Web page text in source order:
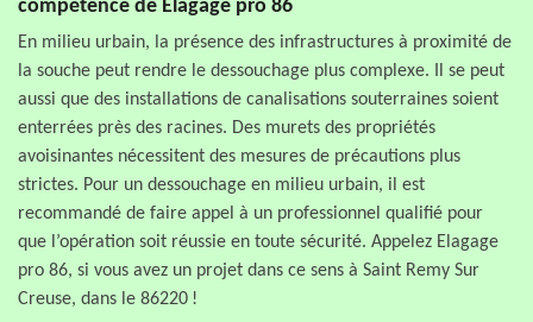
compétence de Elagage pro 86
En milieu urbain, la présence des infrastructures à proximité de
la souche peut rendre le dessouchage plus complexe. Il se peut
aussi que des installations de canalisations souterraines soient
enterrées près des racines. Des murets des propriétés
avoisinantes nécessitent des mesures de précautions plus
strictes. Pour un dessouchage en milieu urbain, il est
recommandé de faire appel à un professionnel qualifié pour
que l’opération soit réussie en toute sécurité. Appelez Elagage
pro 86, si vous avez un projet dans ce sens à Saint Remy Sur
Creuse, dans le 86220 !